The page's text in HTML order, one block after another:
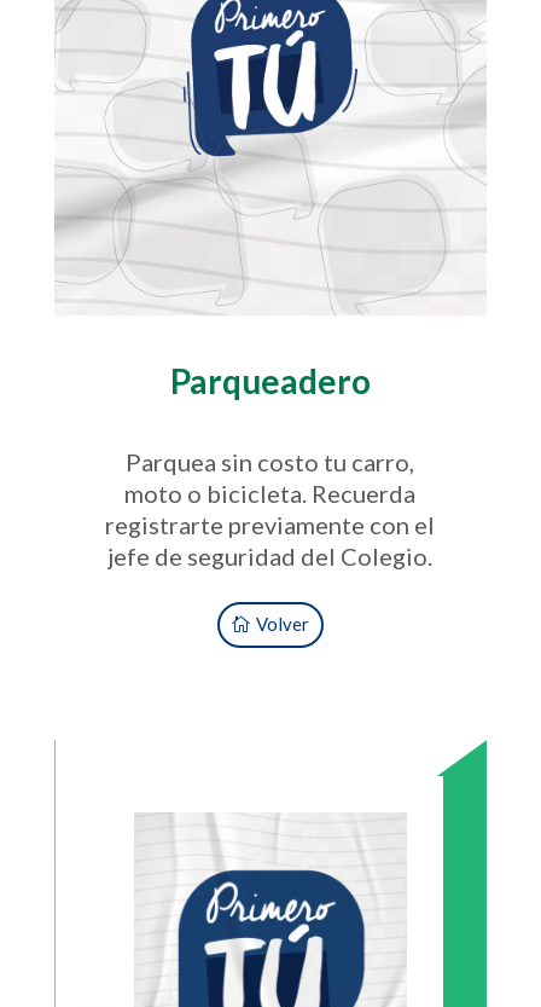
Parqueadero
Parquea sin costo tu carro,
moto o bicicleta. Recuerda
registrarte previamente con el
jefe de seguridad del Colegio.
Volver